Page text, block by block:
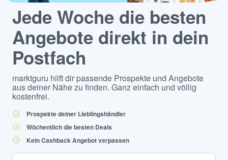
Jede Woche die besten
Angebote direkt in dein
Postfach
marktguru hilft dir passende Prospekte und Angebote
aus deiner Nähe zu finden. Ganz einfach und völlig
kostenfrei.
Prospekte deiner Lieblingshändler
Wöchentlich die besten Deals
Kein Cashback Angebot verpassen